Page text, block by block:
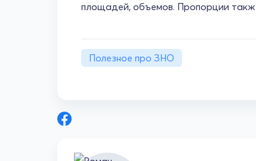
площадей, объемов. Пропорции
Полезное про ЗНО